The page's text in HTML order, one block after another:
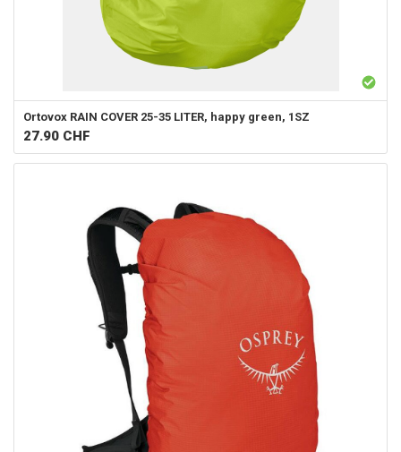
Ortovox RAIN COVER 25-35 LITER, happy green, 1SZ
27.90 CHF